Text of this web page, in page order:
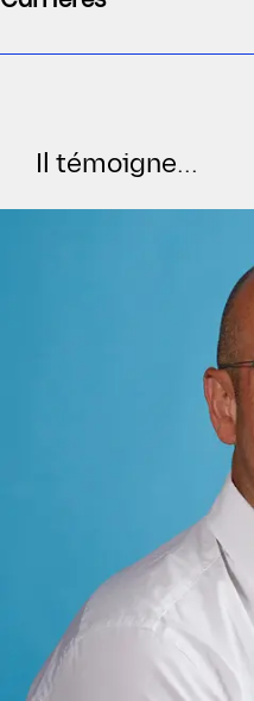
Il témoigne...